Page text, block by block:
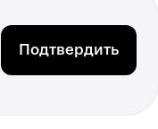
Подтвердить